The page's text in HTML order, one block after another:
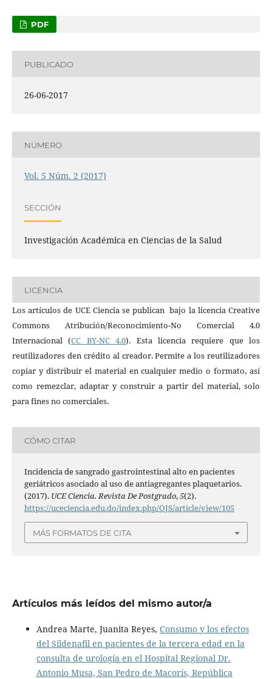
PDF
PUBLICADO
26-06-2017
NÚMERO
Vol. 5 Núm. 2 (2017)
SECCIÓN
Investigación Académica en Ciencias de la Salud
LICENCIA
Los artículos de UCE Ciencia se publican bajo la licencia Creative
Commons Atribución/Reconocimiento-No Comercial 4.0
Internacional (CC BY-NC 4.0). Esta licencia requiere que los
reutilizadores den crédito al creador. Permite a los reutilizadores
copiar y distribuir el material en cualquier medio o formato, así
como remezclar, adaptar y construir a partir del material, solo
para fines no comerciales.
CÓMO CITAR
Incidencia de sangrado gastrointestinal alto en pacientes
geriátricos asociado al uso de antiagregantes plaquetarios.
(2017). UCE Ciencia. Revista De Postgrado,5(2).
https://uceciencia.edu.do/index.php/OJS/article/view/105
MÁS FORMATOS DE CITA
Artículos más leídos del mismo autor/a
Andrea Marte, Juanita Reyes, Consumo y los efectos
del Sildenafil en pacientes de la tercera edad en la
consulta de urología en el Hospital Regional Dr.
Antonio Musa, San Pedro de Macorís, República